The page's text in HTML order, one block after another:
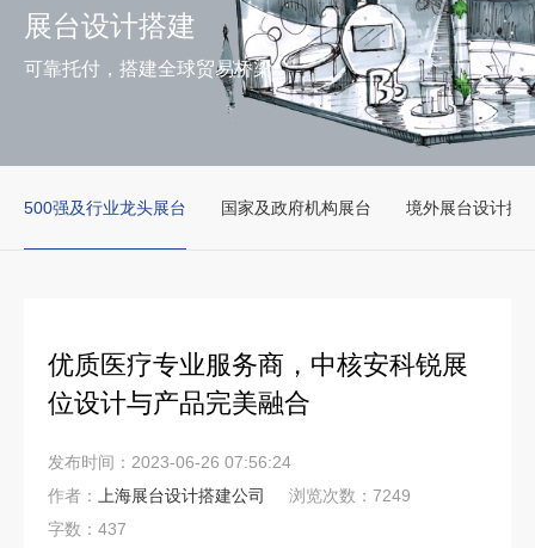
展台设计搭建
可靠托付，搭建全球贸易桥梁
500强及行业龙头展台 国家及政府机构展台 境外展台设计搭
优质医疗专业服务商，中核安科锐展
位设计与产品完美融合
发布时间：2023-06-26 07:56:24
作者： 上海展台设计搭建公司
浏览次数：7249
字数：437